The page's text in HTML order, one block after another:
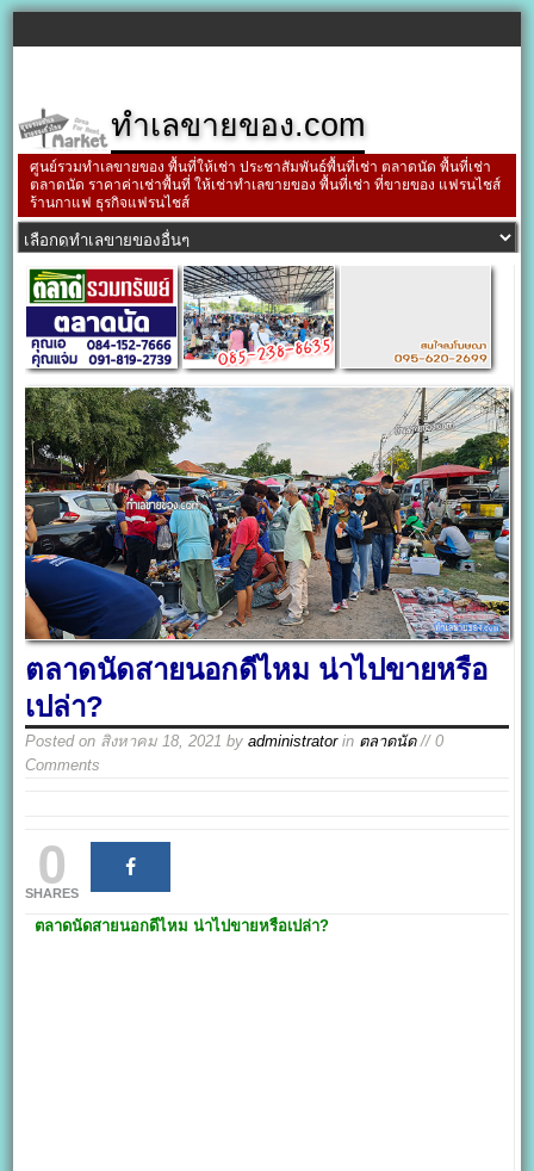
ทำเลขายของ.com
ศูนย์รวมทำเลขายของ พื้นที่ให้เช่า ประชาสัมพันธ์พื้นที่เช่า ตลาดนัด พื้นที่เช่า
ตลาดนัด ราคาค่าเช่าพื้นที่ ให้เช่าทำเลขายของ พื้นที่เช่า ที่ขายของ แฟรนไชส์
ร้านกาแฟ ธุรกิจแฟรนไชส์
ตลาดนัดสายนอกดีไหม น่าไปขายหรือ
เปล่า?
Posted on สิงหาคม 18, 2021 byadministratorin ตลาดนัด// 0
Comments
0
SHARES
ตลาดนัดสายนอกดีไหม น่าไปขายหรือเปล่า?